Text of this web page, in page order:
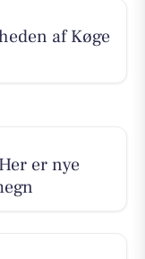
af Køge
er nye